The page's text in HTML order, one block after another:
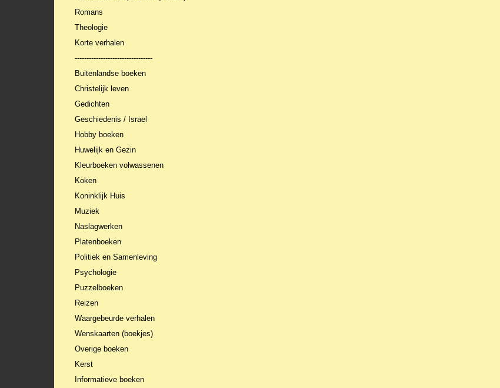
Romans
Theologie
Korte verhalen
---------------------------------
Buitenlandse boeken
Christelijk leven
Gedichten
Geschiedenis / Israel
Hobby boeken
Huwelijk en Gezin
Kleurboeken volwassenen
Koken
Koninklijk Huis
Muziek
Naslagwerken
Platenboeken
Politiek en Samenleving
Psychologie
Puzzelboeken
Reizen
Waargebeurde verhalen
Wenskaarten (boekjes)
Overige boeken
Kerst
Informatieve boeken